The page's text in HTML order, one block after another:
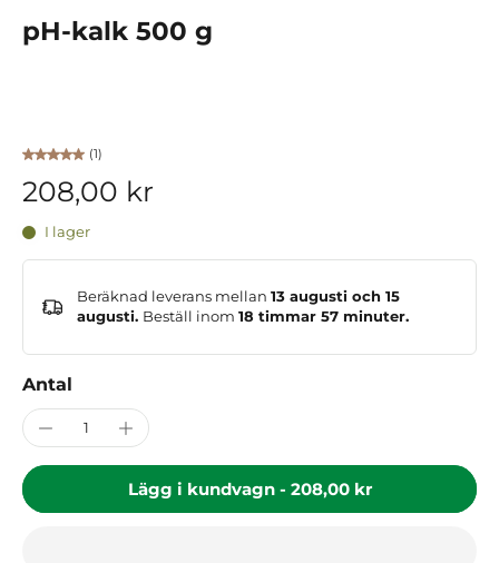
pH-kalk 500 g
(1)
208,00 kr
I lager
Beräknad leverans mellan 13 augusti och 15
augusti. Beställ inom 18 timmar 57 minuter.
Antal
Lägg i kundvagn - 208,00 kr